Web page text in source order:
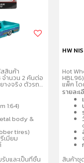
สินค้า
จำนวน 2 คันต่อ
างจริง ตัวรถ
อร์ตและรถ
ะสำหรับนัก
1:64)
body &
tires)
เมียม
บและเป็นที่ชื่น
HW
Hot
แพ็ค โ
และฐา
แข่งที่เ
สะสม
รายละ
สินค้าชุ